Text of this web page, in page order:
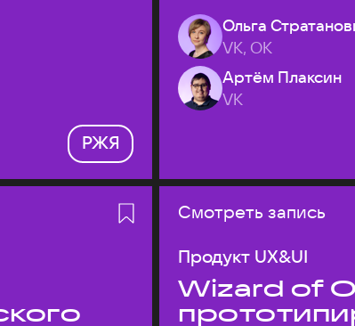
РЖЯ
Ольга
VK, ОК
Артём Плаксин
VK
Смотреть запись
Продукт UX&UI
Wizard of